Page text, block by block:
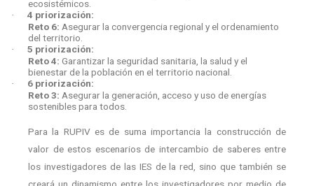
ecosistémicos.
·
4 priorización:
Reto 6: Asegurar la convergencia regional y el ordenamiento
del territorio.
·
5 priorización:
Reto 4: Garantizar la seguridad sanitaria, la salud y el
bienestar de la población en el territorio nacional.
·
6 priorización:
Reto 3: Asegurar la generación, acceso y uso de energías
sostenibles para todos.
Para la RUPIV es de suma importancia la construcción de
valor de estos escenarios de intercambio de saberes entre
los investigadores de las IES de la red, sino que también se
creará un dinamismo entre los investigadores por medio de